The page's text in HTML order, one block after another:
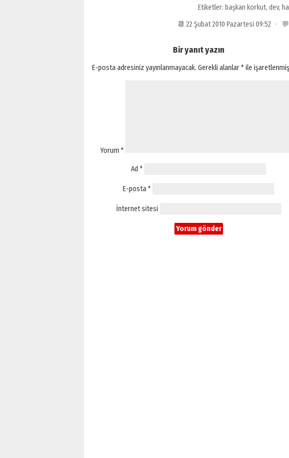
Etiketler: başkan korkut, dev,
📆 22 Şubat 2010 Pazartesi 09:52 ·
Bir yanıt yazın
E-posta adresiniz yayınlanmayacak. Gerekli alanlar*ile
Yorum *
Ad *
E-posta*
İnternet sitesi